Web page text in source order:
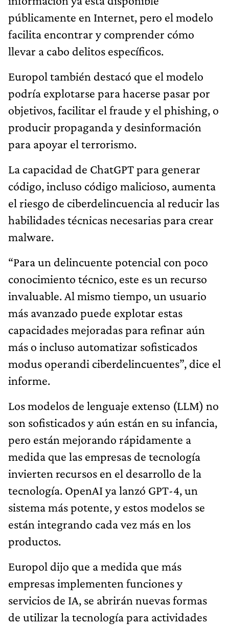
públicamente en Internet, pero el modelo
facilita encontrar y comprender cómo
llevar a cabo delitos específicos.
Europol también destacó que el modelo
podría explotarse para hacerse pasar por
objetivos, facilitar el fraude y el phishing, o
producir propaganda y desinformación
para apoyar el terrorismo.
La capacidad de ChatGPT para generar
código, incluso código malicioso, aumenta
el riesgo de ciberdelincuencia al reducir las
habilidades técnicas necesarias para crear
malware.
“Para un delincuente potencial con poco
conocimiento técnico, este es un recurso
invaluable. Al mismo tiempo, un usuario
más avanzado puede explotar estas
capacidades mejoradas para refinar aún
más o incluso automatizar sofisticados
modus operandi ciberdelincuentes”, dice el
informe.
Los modelos de lenguaje extenso (LLM) no
son sofisticados y aún están en su infancia,
pero están mejorando rápidamente a
medida que las empresas de tecnología
invierten recursos en el desarrollo de la
tecnología. OpenAI ya lanzó GPT-4, un
sistema más potente, y estos modelos se
están integrando cada vez más en los
productos.
Europol dijo que a medida que más
empresas implementen funciones y
servicios de IA, se abrirán nuevas formas
de utilizar la tecnología para actividades